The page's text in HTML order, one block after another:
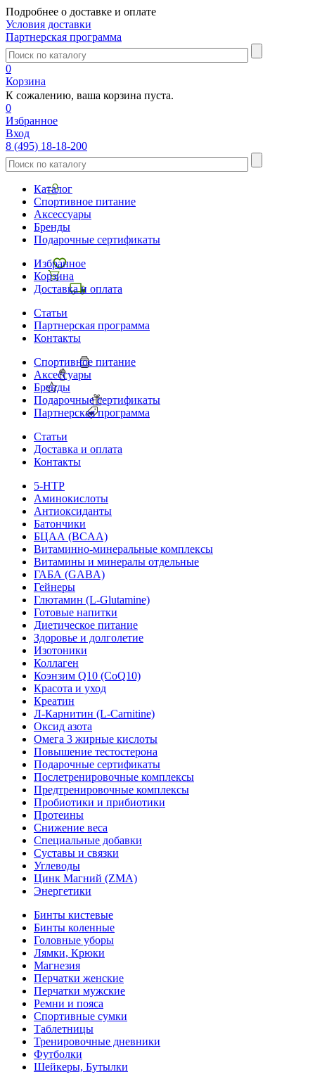
Подробнее о доставке и оплате
Условия доставки
Партнерская программа
0
Корзина
К сожалению, ваша корзина пуста.
0
Избранное
Вход
8 (495) 18-18-200
Каталог
Спортивное питание
Аксессуары
Бренды
Подарочные сертификаты
Избранное
Корзина
Доставка и оплата
Статьи
Партнерская программа
Контакты
Спортивное питание
Аксессуары
Бренды
Подарочные сертификаты
Партнерская программа
Статьи
Доставка и оплата
Контакты
5-HTP
Аминокислоты
Антиоксиданты
Батончики
БЦАА (BCAA)
Витаминно-минеральные комплексы
Витамины и минералы отдельные
ГАБА (GABA)
Гейнеры
Глютамин (L-Glutamine)
Готовые напитки
Диетическое питание
Здоровье и долголетие
Изотоники
Коллаген
Коэнзим Q10 (CoQ10)
Красота и уход
Креатин
Л-Карнитин (L-Сarnitine)
Оксид азота
Омега 3 жирные кислоты
Повышение тестостерона
Подарочные сертификаты
Послетренировочные комплексы
Предтренировочные комплексы
Пробиотики и прибиотики
Протеины
Снижение веса
Специальные добавки
Суставы и связки
Углеводы
Цинк Магний (ZMA)
Энергетики
Бинты кистевые
Бинты коленные
Головные уборы
Лямки, Крюки
Магнезия
Перчатки женские
Перчатки мужские
Ремни и пояса
Спортивные сумки
Таблетницы
Тренировочные дневники
Футболки
Шейкеры, Бутылки